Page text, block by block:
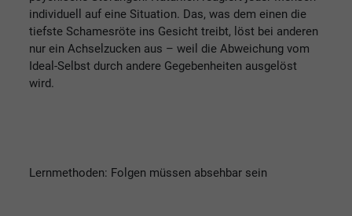
individuell auf eine Situation. Das, was dem einen die
tiefste Schamesröte ins Gesicht treibt, löst bei anderen
nur ein Achselzucken aus – weil die Abweichung vom
Ideal-Selbst durch andere Gegebenheiten ausgelöst
wird.
Lernmethoden: Folgen müssen absehbar sein